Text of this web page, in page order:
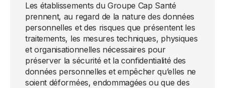
Les établissements du Groupe Cap Santé
prennent, au regard de la nature des données
personnelles et des risques que présentent les
traitements, les mesures techniques, physiques
et organisationnelles nécessaires pour
préserver la sécurité et la confidentialité des
données personnelles et empêcher qu’elles ne
soient déformées, endommagées ou que des